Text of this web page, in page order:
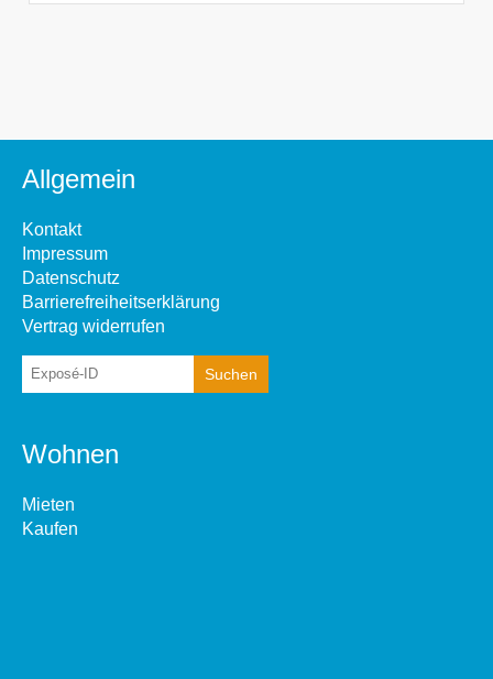
Allgemein
Kontakt
Impressum
Datenschutz
Barrierefreiheitserklärung
Vertrag widerrufen
Wohnen
Mieten
Kaufen